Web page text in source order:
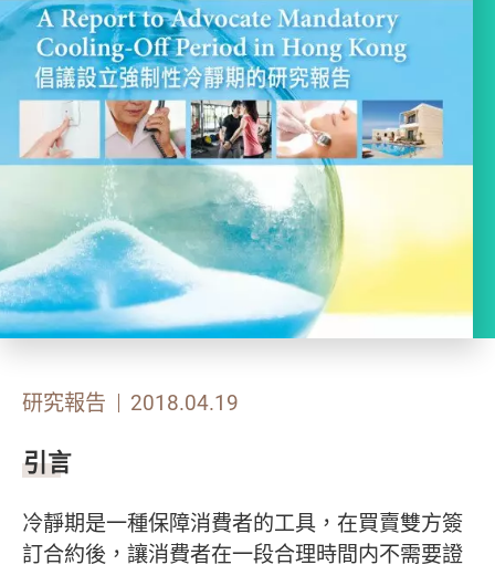
研究報告 2018.04.19
引言
冷靜期是一種保障消費者的工具，在買賣雙方簽
訂合約後，讓消費者在一段合理時間内不需要證